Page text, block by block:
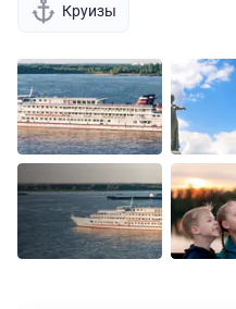
Круизы